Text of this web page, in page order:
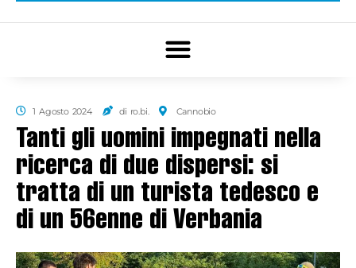
1 Agosto 2024 di ro.bi. Cannobio
Tanti gli uomini impegnati nella
ricerca di due dispersi: si
tratta di un turista tedesco e
di un 56enne di Verbania